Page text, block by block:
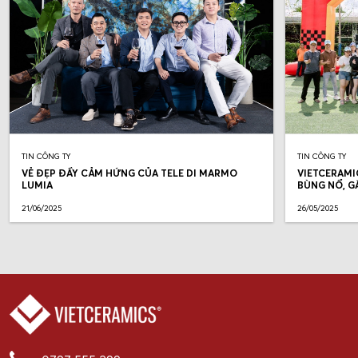
TIN CÔNG TY
VẺ ĐẸP ĐẦY CẢM HỨNG CỦA TELE DI MARMO
LUMIA
21/06/2025
TIN CÔNG TY
BÙNG NỔ,
26/05/2025